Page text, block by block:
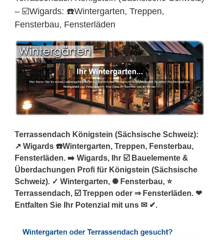
– ☑️Wigards: ☎️Wintergarten, Treppen,
Fensterbau, Fensterläden
Terrassendach Königstein (Sächsische Schweiz):
↗️ Wigards ☎️Wintergarten, Treppen, Fensterbau,
Fensterläden. ➡️ Wigards, Ihr ☑️ Bauelemente &
Überdachungen Profi für Königstein (Sächsische
Schweiz). ✓ Wintergarten, ✺ Fensterbau, ⭐
Terrassendach, ☑️ Treppen oder ⇒ Fensterläden. ❤
Entfalten Sie Ihr Potenzial mit uns ✉ ✔.